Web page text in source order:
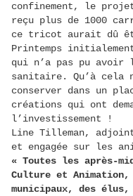
confinement, le
reçu plus de 1000
ce tricot aurait dû
Printemps
qui n’a pas pu
sanitaire. Qu’à cela
conserver dans un
créations qui ont
l’investissement !
Line Tilleman,
et engagée sur les
« Toutes les après-
Culture et Animation,
municipaux, des